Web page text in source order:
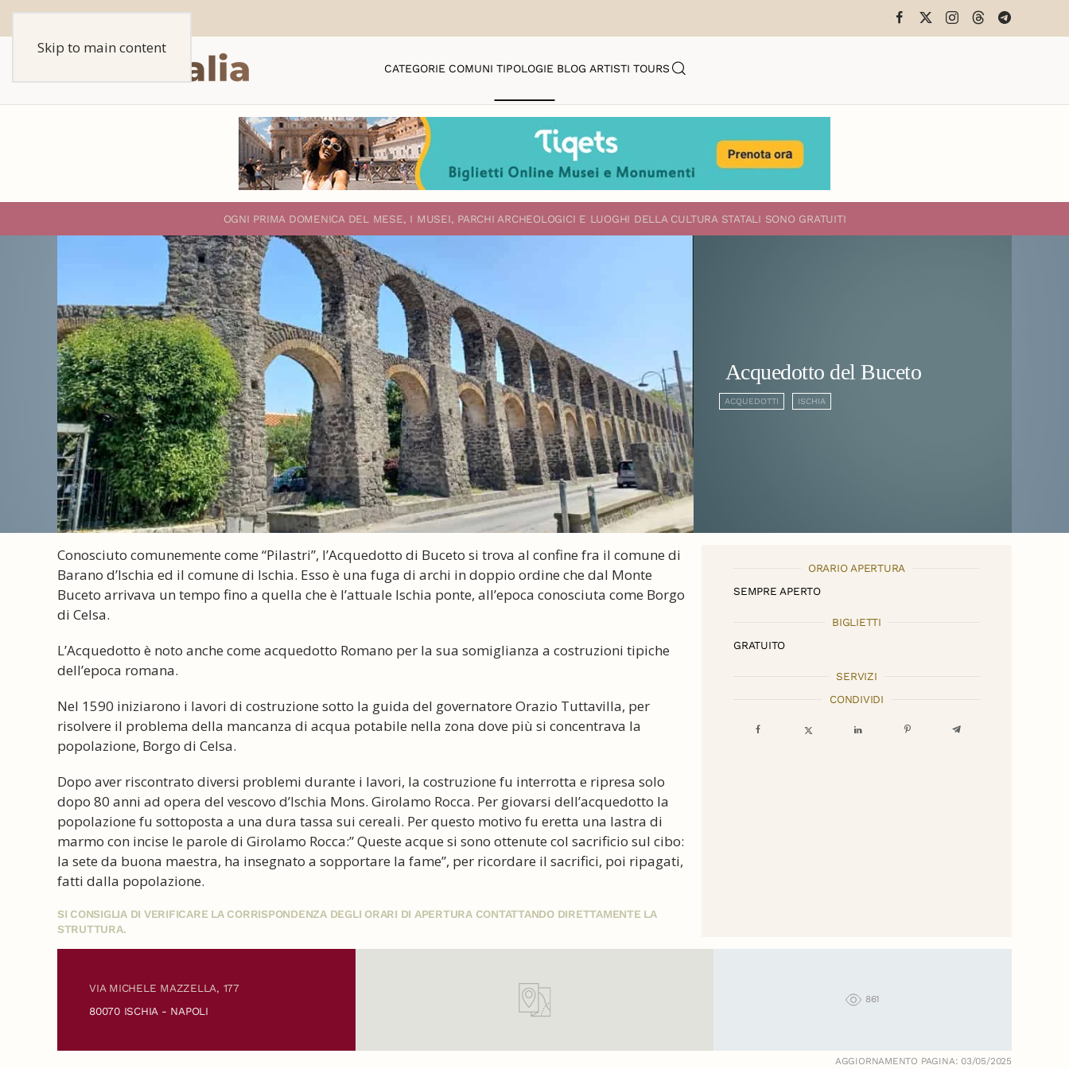
Skip to main content
CATEGORIE COMUNI TIPOLOGIE BLOG ARTISTI TOURS
OGNI PRIMA DOMENICA DEL MESE, I MUSEI, PARCHI ARCHEOLOGICI E LUOGHI DELLA CULTURA STATALI SONO GRATUITI
Acquedotto del Buceto
ACQUEDOTTI ISCHIA
Conosciuto comunemente come “Pilastri”, l’Acquedotto di Buceto si trova al confine fra il comune di
Barano d’Ischia ed il comune di Ischia. Esso è una fuga di archi in doppio ordine che dal Monte
Buceto arrivava un tempo fino a quella che è l’attuale Ischia ponte, all’epoca conosciuta come Borgo
di Celsa.
L’Acquedotto è noto anche come acquedotto Romano per la sua somiglianza a costruzioni tipiche
dell’epoca romana.
Nel 1590 iniziarono i lavori di costruzione sotto la guida del governatore Orazio Tuttavilla, per
risolvere il problema della mancanza di acqua potabile nella zona dove più si concentrava la
popolazione, Borgo di Celsa.
Dopo aver riscontrato diversi problemi durante i lavori, la costruzione fu interrotta e ripresa solo
dopo 80 anni ad opera del vescovo d’Ischia Mons. Girolamo Rocca. Per giovarsi dell’acquedotto la
popolazione fu sottoposta a una dura tassa sui cereali. Per questo motivo fu eretta una lastra di
marmo con incise le parole di Girolamo Rocca:” Queste acque si sono ottenute col sacrificio sul cibo:
la sete da buona maestra, ha insegnato a sopportare la fame”, per ricordare il sacrifici, poi ripagati,
fatti dalla popolazione.
SI CONSIGLIA DI VERIFICARE LA CORRISPONDENZA DEGLI ORARI DI APERTURA CONTATTANDO DIRETTAMENTE LA
STRUTTURA.
ORARIO APERTURA
SEMPRE APERTO
BIGLIETTI
GRATUITO
SERVIZI
CONDIVIDI
VIA MICHELE MAZZELLA, 177
80070 ISCHIA - NAPOLI
861
AGGIORNAMENTO PAGINA: 03/05/2025